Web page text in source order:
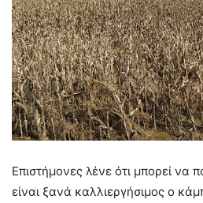
Επιστήμονες λένε ότι μπορεί να
είναι ξανά καλλιεργήσιμος ο